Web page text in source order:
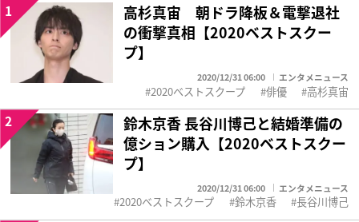
高杉真宙 朝ドラ降板＆電撃退社
の衝撃真相【2020ベストスクー
プ】
2020/12/31 06:00 エンタメニュース
1
2020ベストスクープ 俳優 高杉真宙
鈴木京香 長谷川博己と結婚準備の
億ション購入【2020ベストスクー
プ】
2020/12/31 06:00 エンタメニュース
2
2020ベストスクープ 鈴木京香 長谷川博己